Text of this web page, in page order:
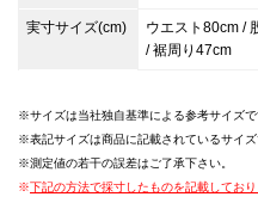
実寸サイズ(cm)
ウエスト80cm /
/ 裾周り47cm
サイズは当社独自基準による参考サイズで
表記サイズは商品に記載されているサイズ
測定値の若干の誤差はご了承下さい。
下記の方法で採寸したものを記載しており